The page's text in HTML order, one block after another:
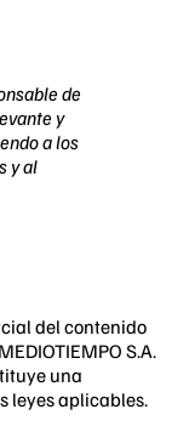
de
y
a los
y al
del contenido
S.A.
una
leyes aplicables.